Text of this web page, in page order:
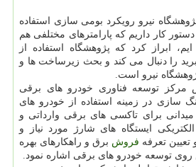
نیرو رویكرد بومی سازی استفاده
كار داریم كه پارامترهای مختلفی هم
ابراز كرد كه پژوهشگاه استفاده از
را دنبال می كند و بحث زیرساخت ها و
نیرو است.
مركز توسعه فناوری خودرو های برقی
سازی در زمینه استفاده از خودرو های
برای تاكسی های برقی وارداتی و
ایستگاه های شارژ مورد نیاز و
تعیین تعرفه فروش برق و راهكارهای بهره
روی توسعه خودرو های برقی اشاره نمود.